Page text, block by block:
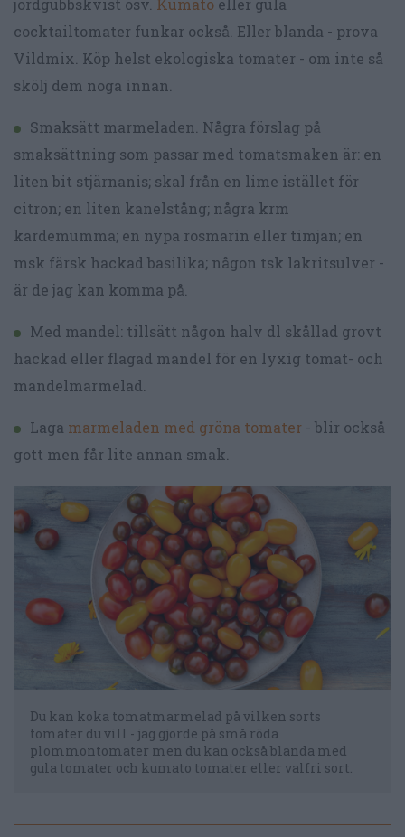
jordgubbskvist osv. Kumato eller gula
cocktailtomater funkar också. Eller blanda - prova
Vildmix. Köp helst ekologiska tomater - om inte så
skölj dem noga innan.
Smaksätt marmeladen. Några förslag på
smaksättning som passar med tomatsmaken är: en
liten bit stjärnanis; skal från en lime istället för
citron; en liten kanelstång; några krm
kardemumma; en nypa rosmarin eller timjan; en
msk färsk hackad basilika; någon tsk lakritsulver -
är de jag kan komma på.
Med mandel: tillsätt någon halv dl skållad grovt
hackad eller flagad mandel för en lyxig tomat- och
mandelmarmelad.
Laga marmeladen med gröna tomater - blir också
gott men får lite annan smak.
Du kan koka tomatmarmelad på vilken sorts
tomater du vill - jag gjorde på små röda
plommontomater men du kan också blanda med
gula tomater och kumato tomater eller valfri sort.